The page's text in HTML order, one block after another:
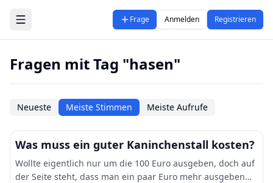
Zum Hauptinhalt springen
Frage Anmelden Registrieren
Fragen mit Tag "hasen"
Neueste Meiste Stimmen Meiste Aufrufe
Was muss ein guter Kaninchenstall kosten?
Wollte eigentlich nur um die 100 Euro ausgeben, doch auf
der Seite steht, dass man ein paar Euro mehr ausgeben